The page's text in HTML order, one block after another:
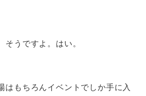
そうですよ。はい。
はもちろんイベントでしか手に入